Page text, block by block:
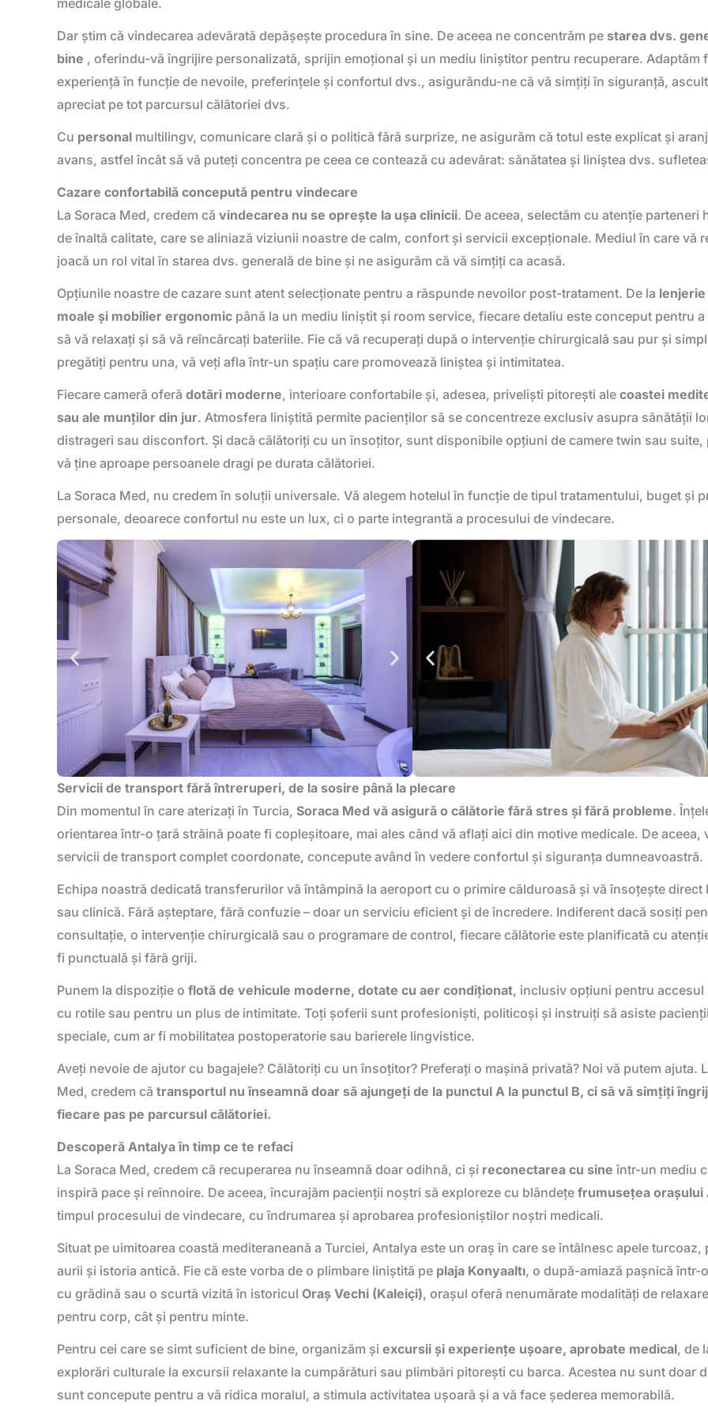
medicale globale.
Dar știm că vindecarea adevărată depășește procedura în sine. De aceea ne concentrăm pe starea dvs.
bine , oferindu-vă îngrijire personalizată, sprijin emoțional și un mediu liniștitor pentru recuperare. Adaptăm
experiență în funcție de nevoile, preferințele și confortul dvs., asigurându-ne că vă simțiți în siguranță,
apreciat pe tot parcursul călătoriei dvs.
Cu personal multilingv, comunicare clară și o politică fără surprize, ne asigurăm că totul este explicat și
avans, astfel încât să vă puteți concentra pe ceea ce contează cu adevărat: sănătatea și liniștea dvs.
Cazare confortabilă concepută pentru vindecare
La Soraca Med, credem că vindecarea nu se oprește la ușa clinicii. De aceea, selectăm cu atenție parteneri
de înaltă calitate, care se aliniază viziunii noastre de calm, confort și servicii excepționale. Mediul în care vă
joacă un rol vital în starea dvs. generală de bine și ne asigurăm că vă simțiți ca acasă.
Opțiunile noastre de cazare sunt atent selecționate pentru a răspunde nevoilor post-tratament. De la
moale și mobilier ergonomic până la un mediu liniștit și room service, fiecare detaliu este conceput pentru a
să vă relaxați și să vă reîncărcați bateriile. Fie că vă recuperați după o intervenție chirurgicală sau pur și
pregătiți pentru una, vă veți afla într-un spațiu care promovează liniștea și intimitatea.
Fiecare cameră oferă dotări moderne, interioare confortabile și, adesea, priveliști pitorești ale coastei
sau ale munților din jur. Atmosfera liniștită permite pacienților să se concentreze exclusiv asupra sănătății
distrageri sau disconfort. Și dacă călătoriți cu un însoțitor, sunt disponibile opțiuni de camere twin sau suite,
vă ține aproape persoanele dragi pe durata călătoriei.
La Soraca Med, nu credem în soluții universale. Vă alegem hotelul în funcție de tipul tratamentului, buget și
personale, deoarece confortul nu este un lux, ci o parte integrantă a procesului de vindecare.
Servicii de transport fără întreruperi, de la sosire până la plecare
Din momentul în care aterizați în Turcia, Soraca Med vă asigură o călătorie fără stres și fără probleme.
orientarea într-o țară străină poate fi copleșitoare, mai ales când vă aflați aici din motive medicale. De aceea,
servicii de transport complet coordonate, concepute având în vedere confortul și siguranța dumneavoastră.
Echipa noastră dedicată transferurilor vă întâmpină la aeroport cu o primire călduroasă și vă însoțește direct
sau clinică. Fără așteptare, fără confuzie – doar un serviciu eficient și de încredere. Indiferent dacă sosiți
consultație, o intervenție chirurgicală sau o programare de control, fiecare călătorie este planificată cu
fi punctuală și fără griji.
Punem la dispoziție o flotă de vehicule moderne, dotate cu aer condiționat, inclusiv opțiuni pentru accesul
cu rotile sau pentru un plus de intimitate. Toți șoferii sunt profesioniști, politicoși și instruiți să asiste
speciale, cum ar fi mobilitatea postoperatorie sau barierele lingvistice.
Aveți nevoie de ajutor cu bagajele? Călătoriți cu un însoțitor? Preferați o mașină privată? Noi vă putem ajuta.
Med, credem că transportul nu înseamnă doar să ajungeți de la punctul A la punctul B, ci să vă simțiți
fiecare pas pe parcursul călătoriei.
Descoperă Antalya în timp ce te refaci
La Soraca Med, credem că recuperarea nu înseamnă doar odihnă, ci și reconectarea cu sine într-un mediu
inspiră pace și reînnoire. De aceea, încurajăm pacienții noștri să exploreze cu blândețe frumusețea orașului
timpul procesului de vindecare, cu îndrumarea și aprobarea profesioniștilor noștri medicali.
Situat pe uimitoarea coastă mediteraneană a Turciei, Antalya este un oraș în care se întâlnesc apele turcoaz,
aurii și istoria antică. Fie că este vorba de o plimbare liniștită pe plaja Konyaaltı, o după-amiază pașnică într-
cu grădină sau o scurtă vizită în istoricul Oraș Vechi (Kaleiçi), orașul oferă nenumărate modalități de
pentru corp, cât și pentru minte.
Pentru cei care se simt suficient de bine, organizăm și excursii și experiențe ușoare, aprobate medical, de
explorări culturale la excursii relaxante la cumpărături sau plimbări pitorești cu barca. Acestea nu sunt doar
sunt concepute pentru a vă ridica moralul, a stimula activitatea ușoară și a vă face șederea memorabilă.